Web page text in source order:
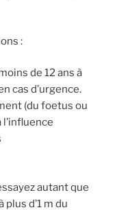
:
de 12 ans à
cas d’urgence.
(du foetus ou
autant que
d’1 m du